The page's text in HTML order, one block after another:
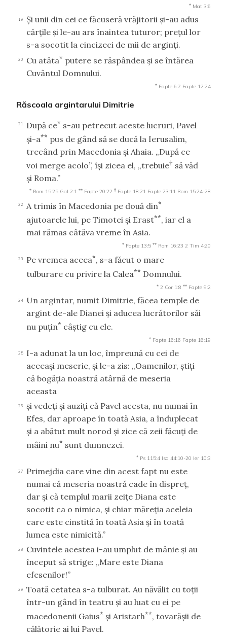
* Mat 3:6
19
Şi unii din cei ce făcuseră vrăjitorii şi-au adus
cărţile şi le-au ars înaintea tuturor; preţul lor
s-a socotit la cincizeci de mii de arginţi.
20 Cu atâta* putere se răspândea şi se întărea
Cuvântul Domnului.
* Fapte 6:7 Fapte 12:24
Răscoala argintarului Dimitrie
21 După ce* s-au petrecut aceste lucruri, Pavel
şi-a** pus de gând să se ducă la Ierusalim,
trecând prin Macedonia şi Ahaia. „După ce
voi merge acolo”, îşi zicea el, „trebuie† să văd
şi Roma.”
* Rom 15:25 Gal 2:1 ** Fapte 20:22 † Fapte 18:21 Fapte 23:11 Rom 15:24-28
22 A trimis în Macedonia pe două din*
ajutoarele lui, pe Timotei şi Erast**, iar el a
mai rămas câtăva vreme în Asia.
* Fapte 13:5 ** Rom 16:23 2 Tim 4:20
23 Pe vremea aceea*, s-a făcut o mare
tulburare cu privire la Calea** Domnului.
* 2 Cor 1:8 ** Fapte 9:2
24
Un argintar, numit Dimitrie, făcea temple de
argint de-ale Dianei şi aducea lucrătorilor săi
nu puţin* câştig cu ele.
* Fapte 16:16 Fapte 16:19
25
I-a adunat la un loc, împreună cu cei de
aceeaşi meserie, şi le-a zis: „Oamenilor, ştiţi
că bogăţia noastră atârnă de meseria
aceasta
26
şi vedeţi şi auziţi că Pavel acesta, nu numai în
Efes, dar aproape în toată Asia, a înduplecat
şi a abătut mult norod şi zice că zeii făcuţi de
mâini nu* sunt dumnezei.
* Ps 115:4 Isa 44:10-20 Ier 10:3
27
Primejdia care vine din acest fapt nu este
numai că meseria noastră cade în dispreţ,
dar şi că templul marii zeiţe Diana este
socotit ca o nimica, şi chiar măreţia aceleia
care este cinstită în toată Asia şi în toată
lumea este nimicită.”
28
Cuvintele acestea i-au umplut de mânie şi au
început să strige: „Mare este Diana
efesenilor!”
29
Toată cetatea s-a tulburat. Au năvălit cu toţii
într-un gând în teatru şi au luat cu ei pe
macedonenii Gaius* şi Aristarh**, tovarăşii de
călătorie ai lui Pavel.